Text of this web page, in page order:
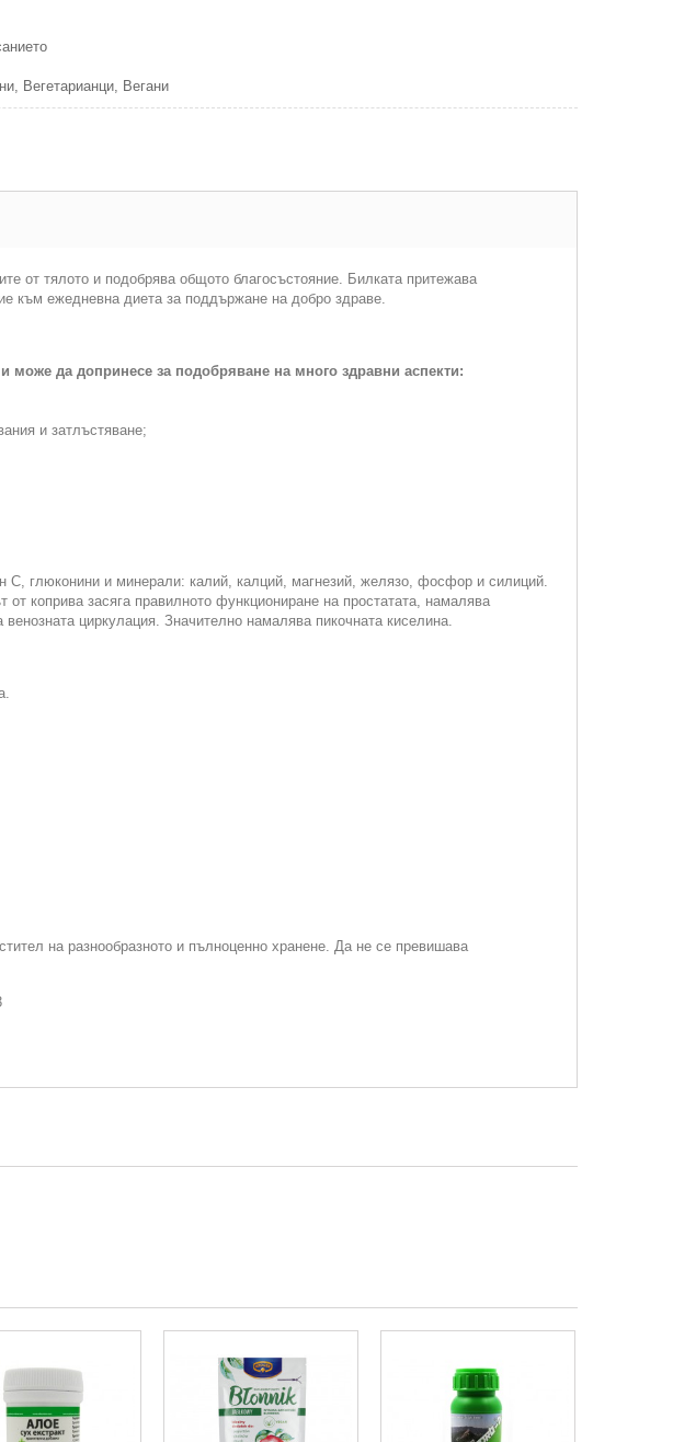
Вегетарианци, Вегани
от тялото и подобрява общото благосъстояние. Билката притежава
към ежедневна диета за поддържане на добро здраве.
да допринесе за подобряване на много здравни аспекти:
и затлъстяване;
С, глюконини и минерали: калий, калций, магнезий, желязо, фосфор и силиций.
коприва засяга правилното функциониране на простатата, намалява
циркулация. Значително намалява пикочната киселина.
на разнообразното и пълноценно хранене. Да не се превишава